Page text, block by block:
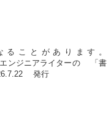
ことがあります。
アライターの 「書
発行